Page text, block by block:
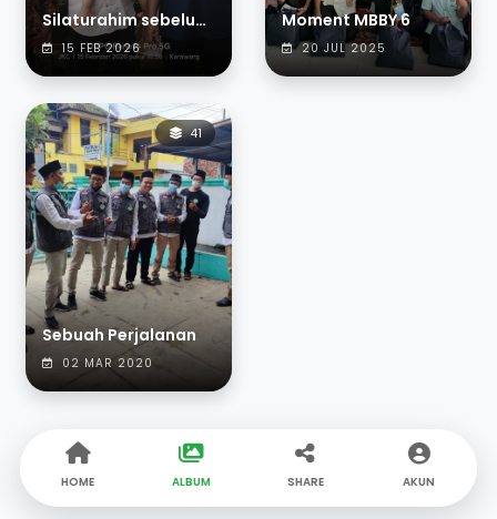
Silaturahim sebelum Ramadhan
15 FEB 2026
Moment MBBY 6
20 JUL 2025
41
Sebuah Perjalanan
02 MAR 2020
HOME ALBUM SHARE AKUN